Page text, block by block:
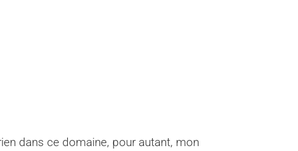
dans ce domaine, pour autant, mon